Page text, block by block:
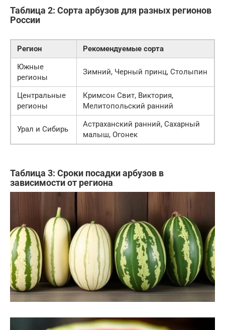
Таблица 2: Сорта арбузов для разных регионов
России
Регион
Рекомендуемые сорта
Южные
регионы
Зимний, Черный принц, Столыпин
Центральные
регионы
Кримсон Свит, Виктория,
Мелитопольский ранний
Урал и Сибирь
Астраханский ранний, Сахарный
малыш, Огонек
Таблица 3: Сроки посадки арбузов в
зависимости от региона